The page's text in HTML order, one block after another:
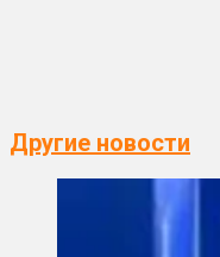
Другие новости